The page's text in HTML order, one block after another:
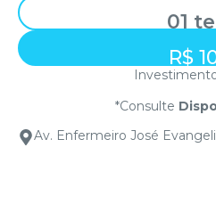
01
R$
*Consulte
Av. Enfermeiro José